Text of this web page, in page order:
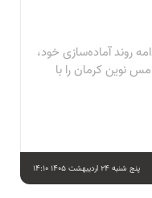
روند آماده‌سازی خود،
نوین کرمان را با
پنج شنبه 24 اردیبهشت 1405 14:10